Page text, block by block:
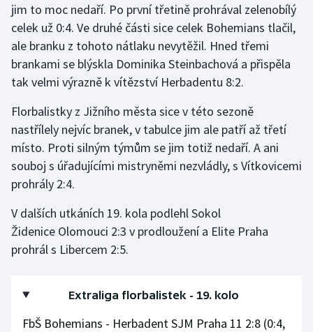
Lyže a snowboard
Moderní pětiboj
Motorsport
Olympijské hry
Parasport
Plavání
Plážový volejbal
Ragby
Rychlostní kanoistika
jim to moc nedaří. Po první třetině prohrával zelenobílý
celek už 0:4. Ve druhé části sice celek Bohemians tlačil,
ale branku z tohoto nátlaku nevytěžil. Hned třemi
brankami se blýskla Dominika Steinbachová a přispěla
tak velmi výrazně k vítězství Herbadentu 8:2.
Florbalistky z Jižního města sice v této sezoně
nastřílely nejvíc branek, v tabulce jim ale patří až třetí
místo. Proti silným týmům se jim totiž nedaří. A ani
souboj s úřadujícími mistryněmi nezvládly, s Vítkovicemi
prohrály 2:4.
V dalších utkáních 19. kola podlehl Sokol
Židenice Olomouci 2:3 v prodloužení a Elite Praha
prohrál s Libercem 2:5.
Extraliga florbalistek - 19. kolo
FbŠ Bohemians - Herbadent SJM Praha 11 2:8 (0:4,